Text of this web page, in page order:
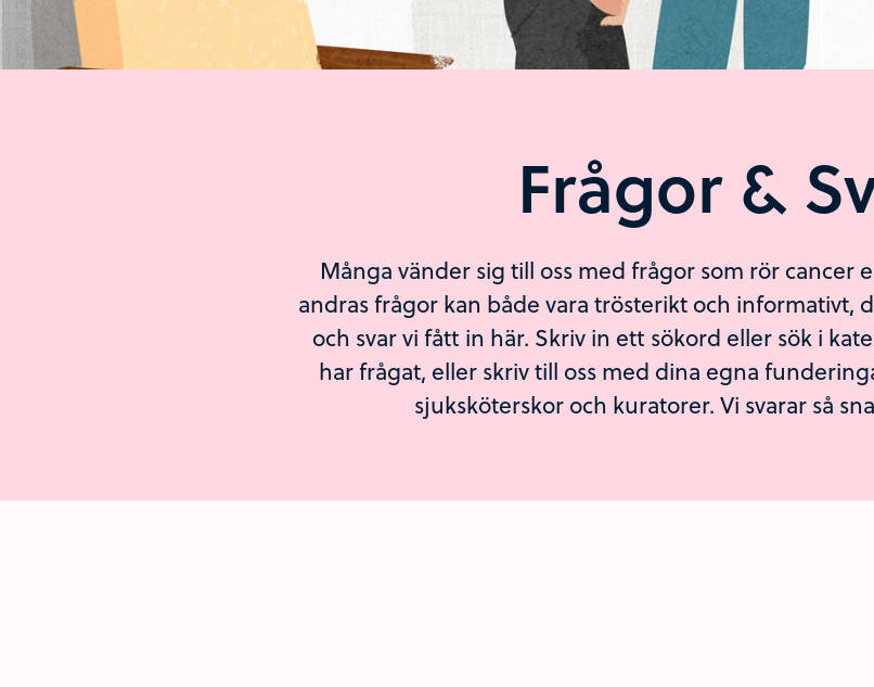
Frågor &
Många vänder sig till oss med frågor som rör cancer
andras frågor kan både vara trösterikt och informativt,
och svar vi fått in här. Skriv in ett sökord eller sök i
har frågat, eller skriv till oss med dina egna
sjuksköterskor och kuratorer. Vi svarar så